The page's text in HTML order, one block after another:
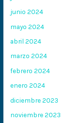
junio 2024
mayo 2024
abril 2024
marzo 2024
febrero 2024
enero 2024
diciembre 2023
noviembre 2023